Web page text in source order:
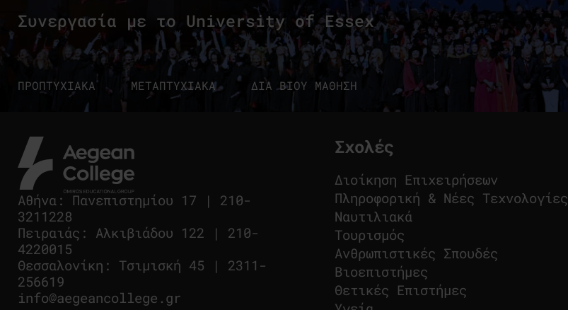
Συνεργασία με το University of Essex
ΠΡΟΠΤΥΧΙΑΚΑ ΜΕΤΑΠΤΥΧΙΑΚΑ ΔΙΑ ΒΙΟΥ ΜΑΘΗΣΗ
Αθήνα : Πανεπιστημίου 17 | 210-
3211228
Πειραιάς : Αλκιβιάδου 122 | 210-
4220015
Θεσσαλονίκη : Τσιμισκή 45 | 2311-
256619
info@aegeancollege.gr
Σχολές
Διοίκηση Επιχειρήσεων
Πληροφορική & Νέες Τεχνολογίες
Ναυτιλιακά
Τουρισμός
Ανθρωπιστικές Σπουδές
Βιοεπιστήμες
Θετικές Επιστήμες